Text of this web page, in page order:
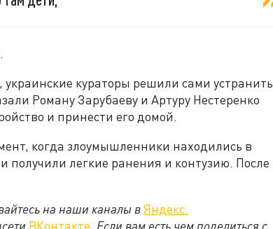
кураторы решили сами устранить
Роману Зарубаеву и Артуру Нестеренко
и принести его домой.
когда злоумышленники находились в
получили легкие ранения и контузию. После
на наши каналы вЯндекс.
ВКонтакте. Если вам есть чем поделиться с